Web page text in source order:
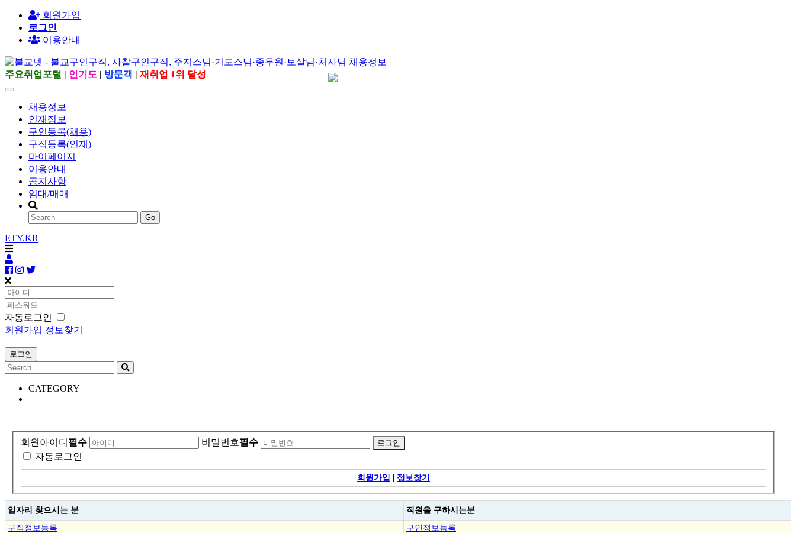
회원가입
로그인
이용안내
주요취업포털 | 인기도 | 방문객 | 재취업 1위 달성
채용정보
인재정보
구인등록(채용)
구직등록(인재)
마이페이지
이용안내
공지사항
임대/매매
Go
ETY.KR
자동로그인
회원가입 정보찾기
CATEGORY
회원아이디 필수 비밀번호필수
자동로그인
회원가입 | 정보찾기
일자리 찾으시는 분 직원을 구하시는분
구직정보등록
구인정보등록